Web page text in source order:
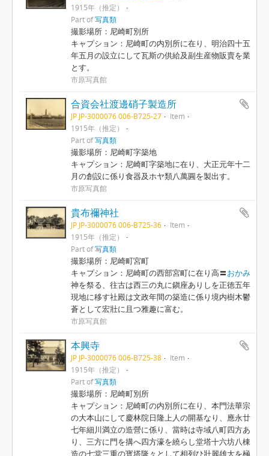
1915年（推定）
Part of写真類
撮影場所：尼崎町別所
キャプション：尼崎町の内別所に在り、明治四十五
年五月の設立にして瓦斯の供給及副生産物販賣を業
とす。
市原写真館
合資会社渡邊硝子製造所
JP JP-3000076 006-B725-27
Item
1915年（推定）
Part of写真類
撮影場所：尼崎町字築地
キャプション：尼崎町字築地に在り、大正元年十二
月の創設に係り食器及ホヤ類八萬圓を製出す。
市原写真館
貴布禰神社
JP JP-3000076 006-B725-36
Item
1915年（推定）
Part of写真類
撮影場所：尼崎町宮町
キャプション：尼崎町の西部宮町に在り高〓おかみ
神を祭る、往古は西三の丸に鎭座ありしを正徳五年
現地に移す社殿は文政年間の築造に係り境内樹木鬱
蒼として宏壯に且つ雅趣に富む。
市原写真館
本興寺
JP JP-3000076 006-B725-38
Item
1915年（推定）
Part of写真類
撮影場所：尼崎町別所
キャプション：尼崎町の内別所に在り、本門法華宗
の大本山にして慶林院日隆上人の開基なり、應永廿
七年細川満立の造營に係り、當時は寺域八町四方あ
り、三方に門を搆へ四方濠を繞らし堂塔十六坊八棟
造の七堂三重の寳塔隆々として相列ひ壯麗雄大を極